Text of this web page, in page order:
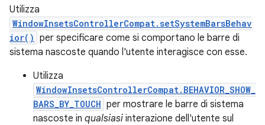
Utilizza
WindowInsetsControllerCompat.setSystemBarsBehav
ior() per specificare come si comportano le barre di
sistema nascoste quando l'utente interagisce con esse.
Utilizza
WindowInsetsControllerCompat.BEHAVIOR_SHOW_
BARS_BY_TOUCH per mostrare le barre di sistema
nascoste in qualsiasi interazione dell'utente sul